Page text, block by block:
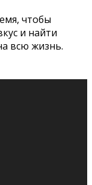
чтобы
и найти
всю жизнь.